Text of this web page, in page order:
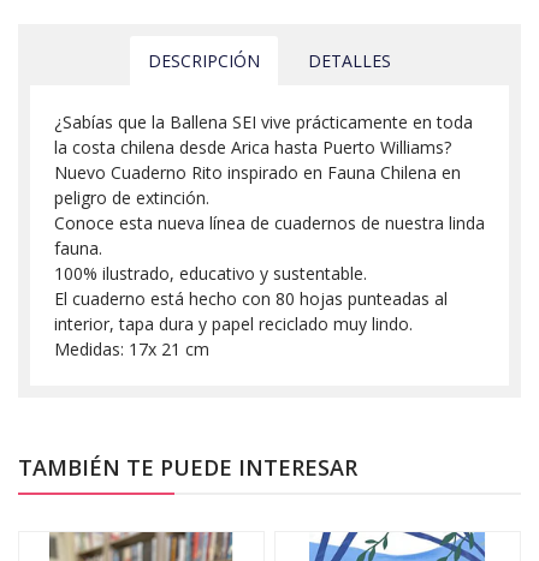
DESCRIPCIÓN DETALLES
¿Sabías que la Ballena SEI vive prácticamente en toda
la costa chilena desde Arica hasta Puerto Williams?
Nuevo Cuaderno Rito inspirado en Fauna Chilena en
peligro de extinción.
Conoce esta nueva línea de cuadernos de nuestra linda
fauna.
100% ilustrado, educativo y sustentable.
El cuaderno está hecho con 80 hojas punteadas al
interior, tapa dura y papel reciclado muy lindo.
Medidas: 17x 21 cm
TAMBIÉN TE PUEDE INTERESAR